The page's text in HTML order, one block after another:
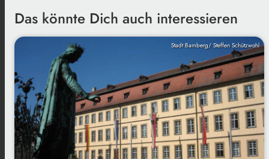
Das könnte Dich auch interessieren
Stadt Bamberg/ Steffen Schützwohl